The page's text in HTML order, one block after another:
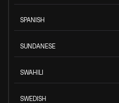
SPANISH
SUNDANESE
SWAHILI
SWEDISH